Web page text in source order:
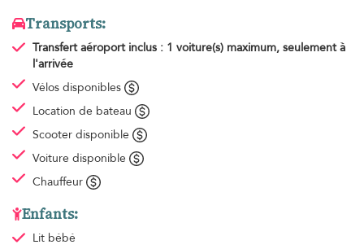
Transports:
Transfert aéroport inclus : 1 voiture(s) maximum, seulement à
l'arrivée
Vélos disponibles
Location de bateau
Scooter disponible
Voiture disponible
Chauffeur
Enfants:
Lit bébé